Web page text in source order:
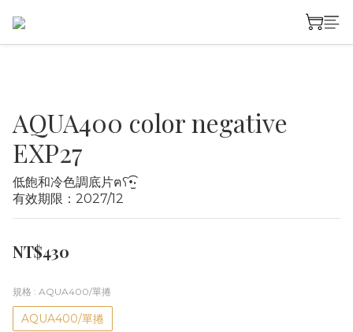
AQUA400 color negative
EXP27
低飽和冷色調底片ฅʕ•̫͡•
有效期限：2027/12
NT$430
規格 : AQUA400/單捲
AQUA400/單捲